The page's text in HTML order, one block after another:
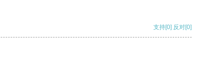
支持[0] 反对[0]